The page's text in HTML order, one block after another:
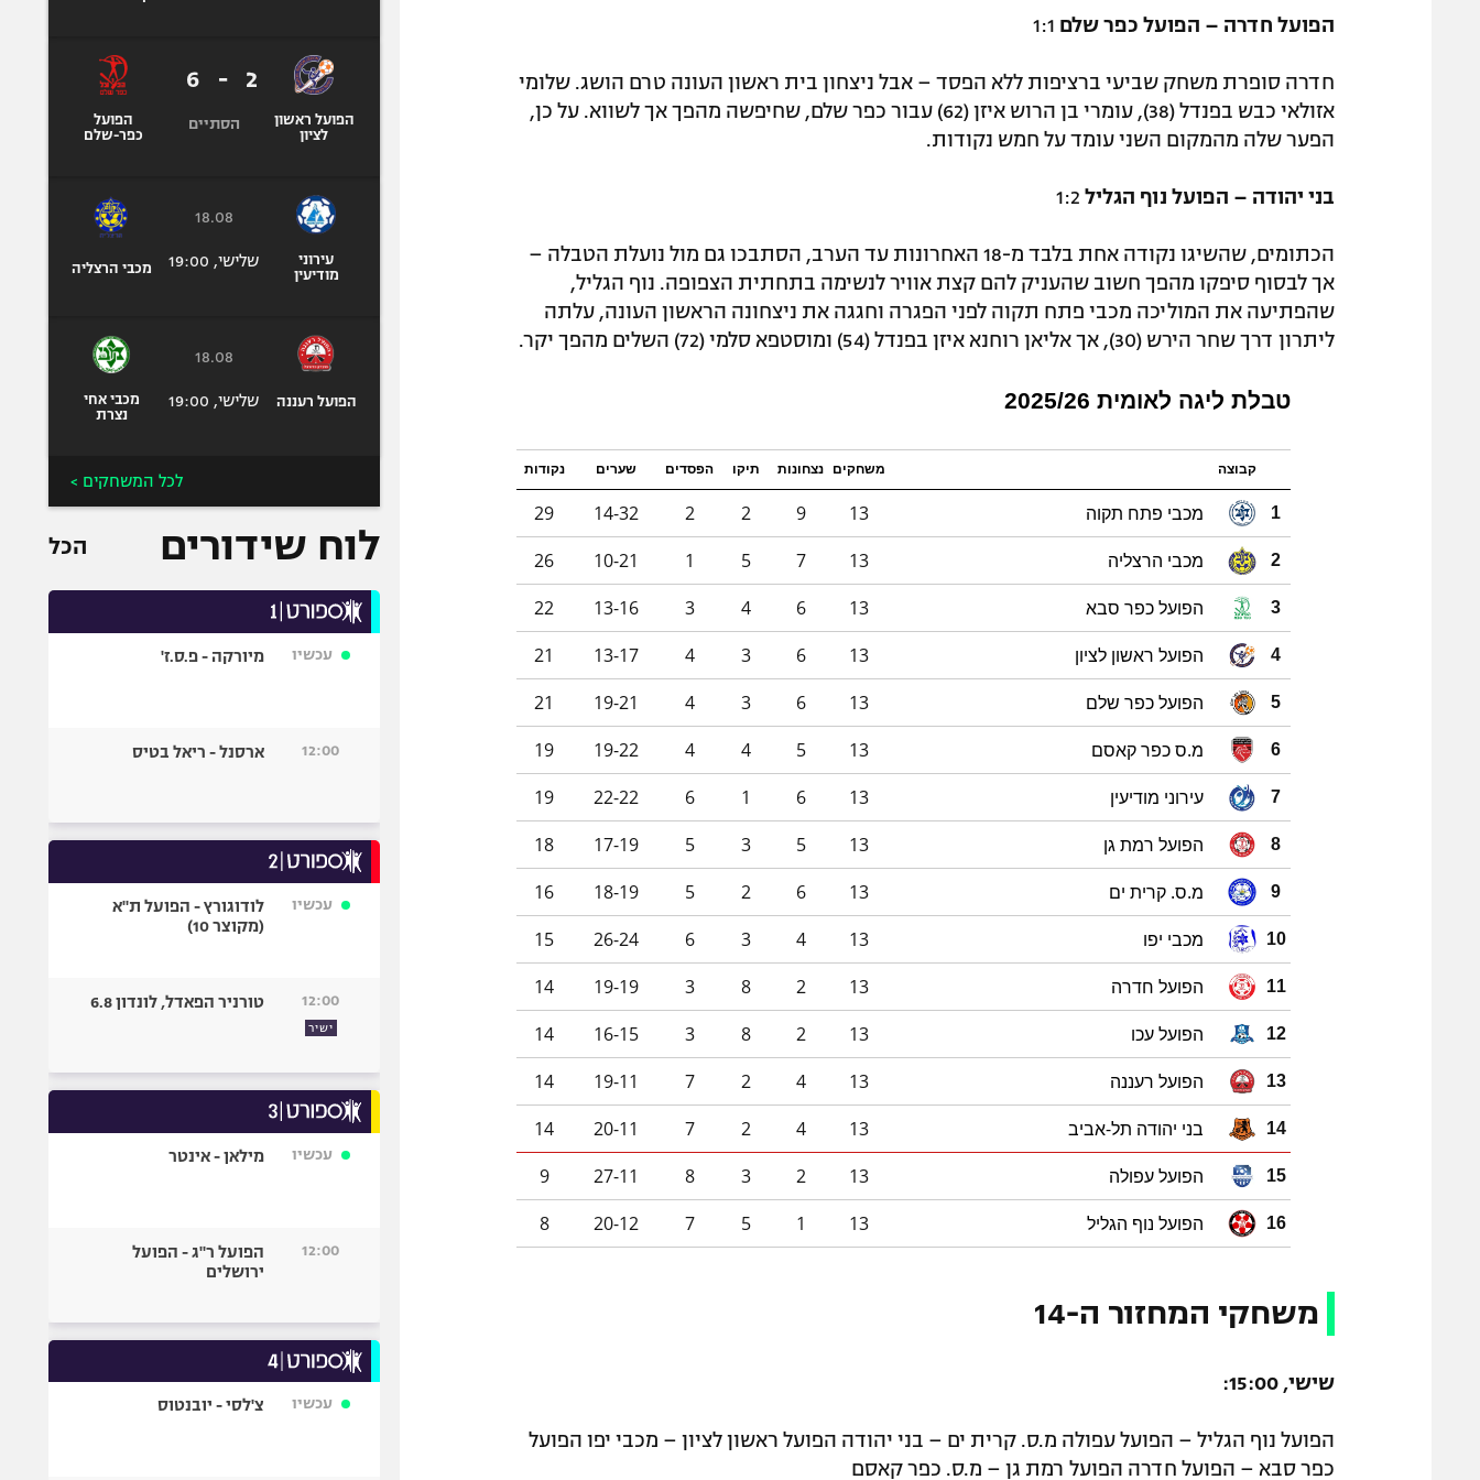
הפועל חדרה – הפועל כפר שלם
חדרה סופרת משחק שביעי ברציפות ללא הפסד – אבל ניצחון בית ראשון העונה טרם הושג. שלומי
אזולאי כבש בפנדל (38), עומרי בן הרוש איזן (62) עבור כפר שלם, שחיפשה מהפך אך לשווא. על כן,
הפער שלה מהמקום השני עומד על חמש נקודות.
בני יהודה – הפועל נוף הגליל
הכתומים, שהשיגו נקודה אחת בלבד מ-18 האחרונות עד הערב, הסתבכו גם מול נועלת הטבלה –
אך לבסוף סיפקו מהפך חשוב שהעניק להם קצת אוויר לנשימה בתחתית הצפופה. נוף הגליל,
שהפתיעה את המוליכה מכבי פתח תקוה לפני הפגרה וחגגה את ניצחונה הראשון העונה, עלתה
ליתרון דרך שחר הירש (30), אך אליאן רוחנא איזן בפנדל (54) ומוסטפא סלמי (72) השלים מהפך יקר.
טבלת ליגה לאומית 2025/26
קבוצה משחקים נצחונות תיקו הפסדים שערים נקודות
1 מכבי פתח תקוה 13
9
2
2
14-32
29
2 מכבי הרצליה 13
7
5
1
10-21
26
3 הפועל כפר סבא 13
6
4
3
13-16
22
4 הפועל ראשון לציון 13
6
3
4
13-17
21
5 הפועל כפר שלם 13
6
3
4
19-21
21
6 מ.ס כפר קאסם 13
5
4
4
19-22
19
7 עירוני מודיעין 13
6
1
6
22-22
19
8 הפועל רמת גן 13
5
3
5
17-19
18
9 מ.ס. קרית ים 13
6
2
5
18-19
16
10 מכבי יפו 13
4
3
6
26-24
15
11 הפועל חדרה 13
2
8
3
19-19
14
12 הפועל עכו 13
2
8
3
16-15
14
13 הפועל רעננה 13
4
2
7
19-11
14
14 בני יהודה תל-אביב 13
4
2
7
20-11
14
15 הפועל עפולה 13
2
3
8
27-11
9
16 הפועל נוף הגליל 13
1
5
7
20-12
8
משחקי המחזור ה-14
שישי, 15:00:
הפועל נוף הגליל – הפועל עפולה מ.ס. קרית ים – בני יהודה הפועל ראשון לציון – מכבי יפו הפועל
כפר סבא – הפועל חדרה הפועל רמת גן – מ.ס. כפר קאסם
הפועל ראשון
לציון
2
-
6
הסתיים
הפועל
כפר-שלם
עירוני
מודיעין
18.08
שלישי, 19:00 מכבי הרצליה
הפועל רעננה
18.08
שלישי, 19:00
מכבי אחי
נצרת
לכל המשחקים >
לוח שידורים הכל
עכשיו מיורקה - פ.ס.ז'
12:00 ארסנל - ריאל בטיס
עכשיו
לודוגורץ - הפועל ת"א
(מקוצר 10)
12:00
ישיר
טורניר הפאדל, לונדון 6.8
עכשיו מילאן - אינטר
12:00
הפועל ר"ג - הפועל
ירושלים
עכשיו צ'לסי - יובנטוס